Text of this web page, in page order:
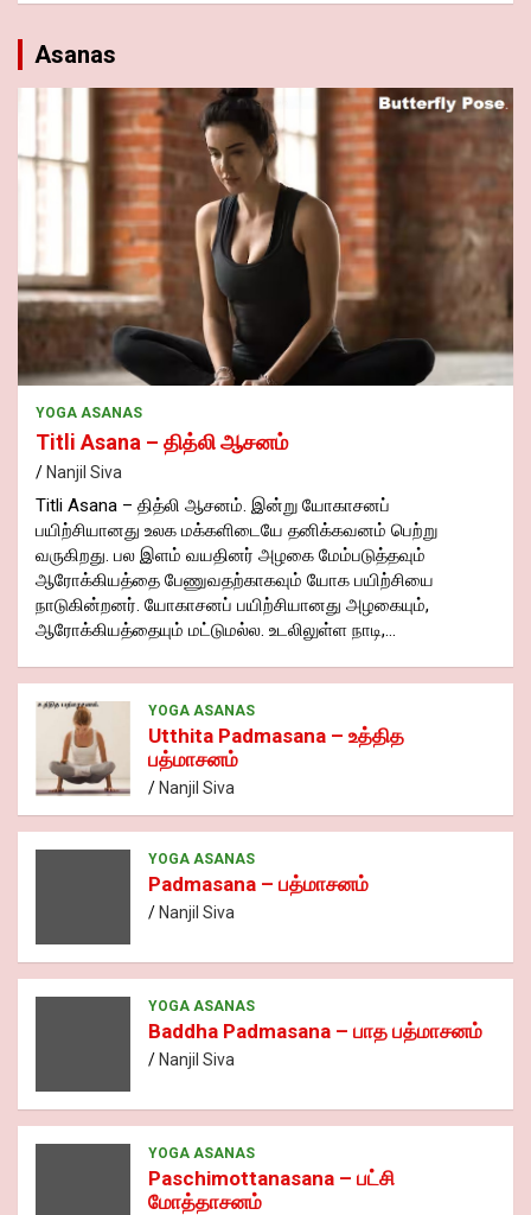
Asanas
YOGA ASANAS
Titli Asana – தித்லி ஆசனம்
Nanjil Siva
Titli Asana – தித்லி ஆசனம். இன்று யோகாசனப்
பயிற்சியானது உலக மக்களிடையே தனிக்கவனம் பெற்று
வருகிறது. பல இளம் வயதினர் அழகை மேம்படுத்தவும்
ஆரோக்கியத்தை பேணுவதற்காகவும் யோக பயிற்சியை
நாடுகின்றனர். யோகாசனப் பயிற்சியானது அழகையும்,
ஆரோக்கியத்தையும் மட்டுமல்ல. உடலிலுள்ள நாடி,…
YOGA ASANAS
Utthita Padmasana – உத்தித
பத்மாசனம்
Nanjil Siva
YOGA ASANAS
Padmasana – பத்மாசனம்
Nanjil Siva
YOGA ASANAS
Baddha Padmasana – பாத பத்மாசனம்
Nanjil Siva
YOGA ASANAS
Paschimottanasana – பட்சி
மோத்தாசனம்